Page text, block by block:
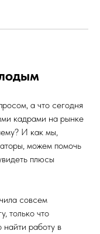
а что сегодня
кадрами на рынке
И как мы,
можем помочь
плюсы
совсем
только что
работу в